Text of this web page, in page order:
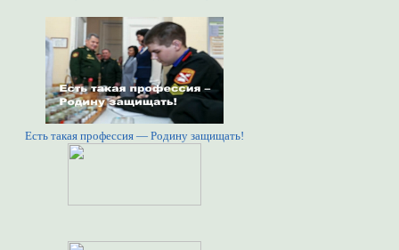
Есть такая профессия — Родину защищать!